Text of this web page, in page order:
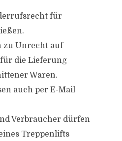
für
zu Unrecht auf
die Lieferung
Waren.
auch per E-Mail
Verbraucher dürfen
Treppenlifts